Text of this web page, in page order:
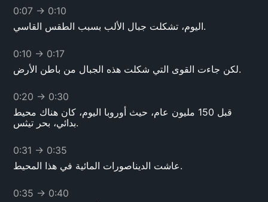
0:07 → 0:10
اليوم، تشكلت جبال الألب بسبب الطقس القاسي.
0:10 → 0:17
لكن جاءت القوى التي شكلت هذه الجبال من باطن الأرض.
0:20 → 0:30
قبل 150 مليون عام، حيث أوروبا اليوم، كان هناك محيط
بدائي، بحر تيثس.
0:31 → 0:35
عاشت الديناصورات المائية في هذا المحيط.
0:35 → 0:40